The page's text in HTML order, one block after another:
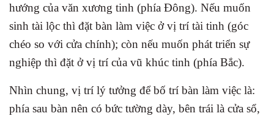
hướng của văn xương tinh (phía Đông). Nếu muốn
sinh tài lộc thì đặt bàn làm việc ở vị trí tài tinh (góc
chéo so với cửa chính); còn nếu muốn phát triển sự
nghiệp thì đặt ở vị trí của vũ khúc tinh (phía Bắc).
Nhìn chung, vị trí lý tưởng để bố trí bàn làm việc là:
phía sau bàn nên có bức tường dày, bên trái là cửa sổ,